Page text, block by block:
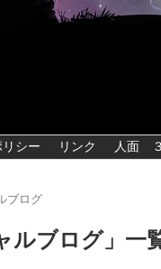
シー リンク 人面 ３
ブログ
ルブログ」 一